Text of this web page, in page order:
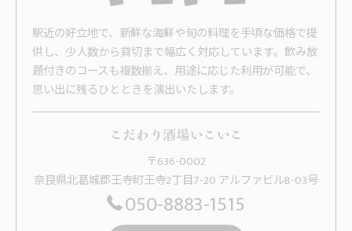
駅近の好立地で、新鮮な海鮮や旬の料理を手頃な価格で提
供し、少人数から貸切まで幅広く対応しています。飲み放
題付きのコースも複数揃え、用途に応じた利用が可能で、
思い出に残るひとときを演出いたします。
こだわり酒場いこいこ
〒636-0002
奈良県北葛城郡王寺町王寺2丁目7-20 アルファビルB-03号
050-8883-1515